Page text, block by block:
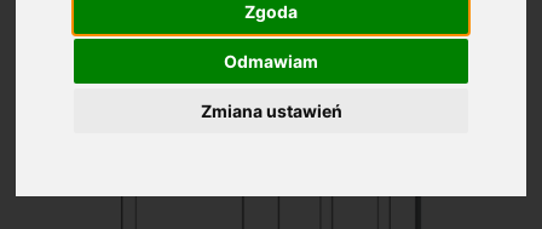
Zgoda
Odmawiam
Zmiana ustawień